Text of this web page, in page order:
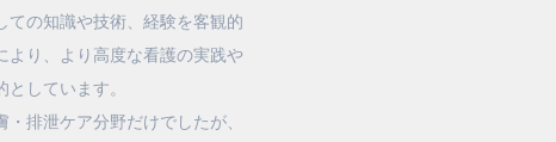
ての知識や技術、経験を客観的
より、より高度な看護の実践や
しています。
排泄ケア分野だけでしたが、